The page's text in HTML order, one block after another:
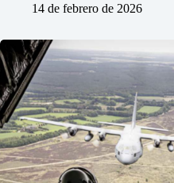
14 de febrero de 2026